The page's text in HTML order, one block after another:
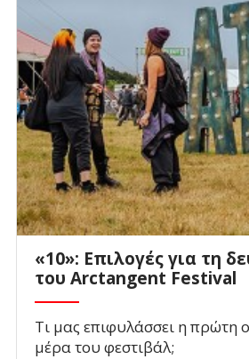
«10»: Επιλογές για τη
του Arctangent Festival
Τι μας επιφυλάσσει η πρώτη
μέρα του φεστιβάλ;